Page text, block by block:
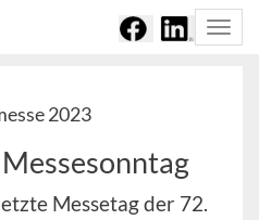
2023
Messetag der 72.